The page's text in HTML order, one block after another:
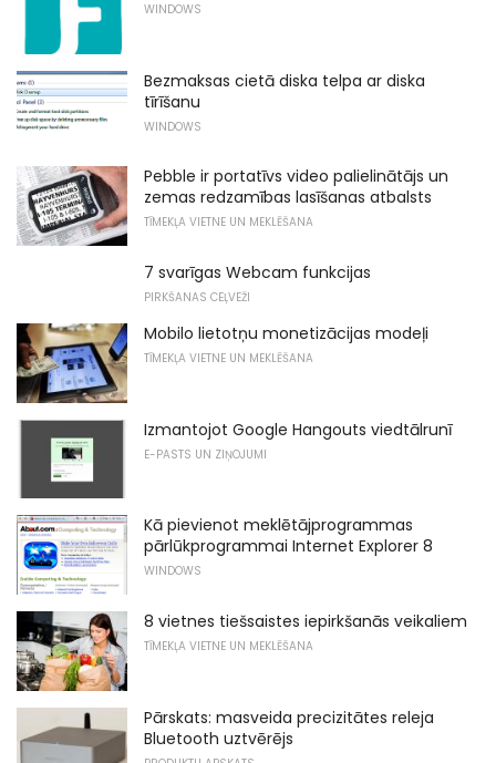
WINDOWS
Bezmaksas cietā diska telpa ar diska
tīrīšanu
WINDOWS
Pebble ir portatīvs video palielinātājs un
zemas redzamības lasīšanas atbalsts
TĪMEKĻA VIETNE UN MEKLĒŠANA
7 svarīgas Webcam funkcijas
PIRKŠANAS CEĻVEŽI
Mobilo lietotņu monetizācijas modeļi
TĪMEKĻA VIETNE UN MEKLĒŠANA
Izmantojot Google Hangouts viedtālrunī
E-PASTS UN ZIŅOJUMI
Kā pievienot meklētājprogrammas
pārlūkprogrammai Internet Explorer 8
WINDOWS
8 vietnes tiešsaistes iepirkšanās veikaliem
TĪMEKĻA VIETNE UN MEKLĒŠANA
Pārskats: masveida precizitātes releja
Bluetooth uztvērējs